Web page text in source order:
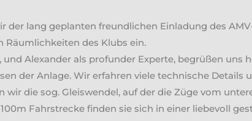
der lang geplanten freundlichen Einladung des
des Klubs ein.
und Alexander als profunder Experte, begrüßen
der Anlage. Wir erfahren viele technische
wir die sog. Gleiswendel, auf der die Züge vom
Fahrstrecke finden sie sich in einer liebevoll